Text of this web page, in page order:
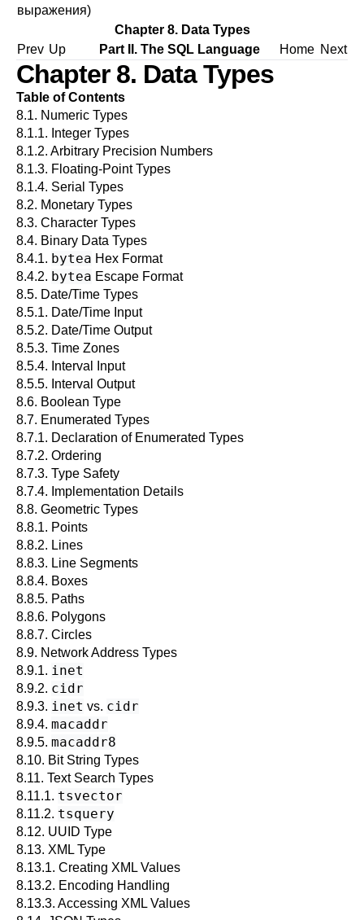
выражения)
Chapter 8. Data Types
Prev Up Part II. The SQL Language Home Next
Chapter 8. Data Types
Table of Contents
8.1. Numeric Types
8.1.1. Integer Types
8.1.2. Arbitrary Precision Numbers
8.1.3. Floating-Point Types
8.1.4. Serial Types
8.2. Monetary Types
8.3. Character Types
8.4. Binary Data Types
8.4.1. bytea Hex Format
8.4.2. bytea Escape Format
8.5. Date/Time Types
8.5.1. Date/Time Input
8.5.2. Date/Time Output
8.5.3. Time Zones
8.5.4. Interval Input
8.5.5. Interval Output
8.6. Boolean Type
8.7. Enumerated Types
8.7.1. Declaration of Enumerated Types
8.7.2. Ordering
8.7.3. Type Safety
8.7.4. Implementation Details
8.8. Geometric Types
8.8.1. Points
8.8.2. Lines
8.8.3. Line Segments
8.8.4. Boxes
8.8.5. Paths
8.8.6. Polygons
8.8.7. Circles
8.9. Network Address Types
8.9.1. inet
8.9.2. cidr
8.9.3. inet vs. cidr
8.9.4. macaddr
8.9.5. macaddr8
8.10. Bit String Types
8.11. Text Search Types
8.11.1. tsvector
8.11.2. tsquery
8.12. UUID Type
8.13. XML Type
8.13.1. Creating XML Values
8.13.2. Encoding Handling
8.13.3. Accessing XML Values